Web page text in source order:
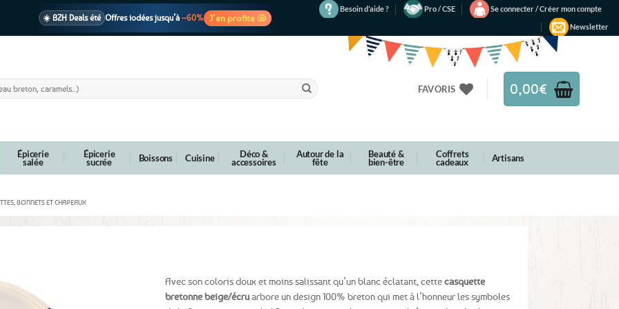
☀️ BZH Deals été Offres iodées jusqu’à –60% J’en profite 🐚
Besoin d’aide ? Pro / CSE
Se connecter / Créer mon compte
Newsletter
FAVORIS 0,00€
Épicerie
salée
Épicerie
sucrée Boissons Cuisine Déco &
accessoires
Autour de la
fête
Beauté &
bien-être
Coffrets
cadeaux Artisans
BONNETS ET CHAPEAUX
Avec son coloris doux et moins salissant qu’un blanc éclatant, cettecasquette
bretonne beige/écruarbore un design 100% breton qui met à l’honneur les symboles